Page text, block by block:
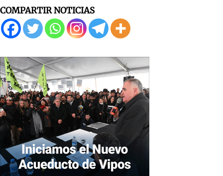
COMPARTIR NOTICIAS